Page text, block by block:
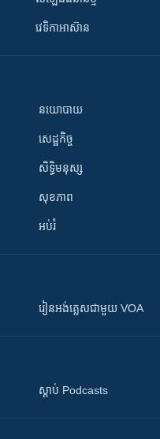
វេទិកា​អាស៊ាន
នយោបាយ
សេដ្ឋកិច្ច
សិទ្ធិមនុស្ស
សុខភាព
អប់រំ
រៀន​​​​​​អង់គ្លេស​​ជាមួយ VOA
ស្តាប់ Podcasts